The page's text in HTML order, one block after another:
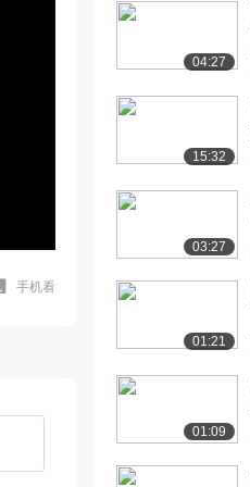
手机看
04:27
15:32
03:27
01:21
01:09